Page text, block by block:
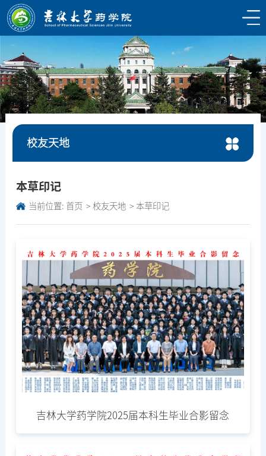
校友天地
本草印记
当前位置: 首页 校友天地 本草印记
吉林大学药学院2025届本科生毕业合影留念